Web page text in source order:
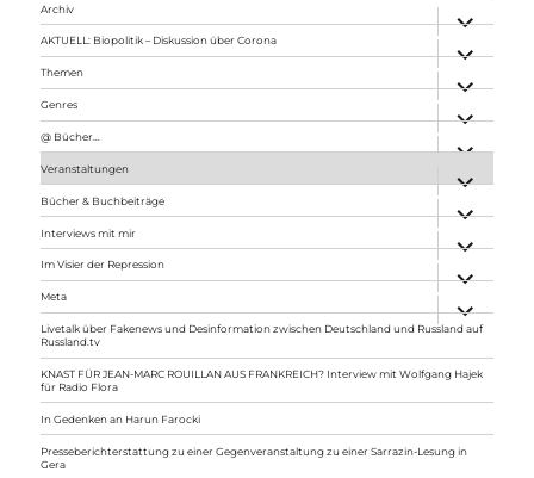
Archiv
anzeigen
AKTUELL: Biopolitik – Diskussion über Corona
anzeigen
Themen
anzeigen
Genres
anzeigen
@ Bücher…
Veranstaltungen
anzeigen
Bücher & Buchbeiträge
anzeigen
Interviews mit mir
anzeigen
Im Visier der Repression
anzeigen
Meta
anzeigen
Livetalk über Fakenews und Desinformation zwischen Deutschland und Russland auf
Russland.tv
KNAST FÜR JEAN-MARC ROUILLAN AUS FRANKREICH? Interview mit Wolfgang Hajek
für Radio Flora
In Gedenken an Harun Farocki
Presseberichterstattung zu einer Gegenveranstaltung zu einer Sarrazin-Lesung in
Gera